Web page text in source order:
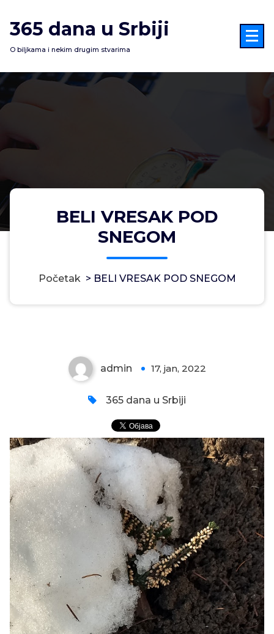
na
sadržaj
365 dana u Srbiji
O biljkama i nekim drugim stvarima
BELI VRESAK POD
SNEGOM
Početak> BELI VRESAK POD SNEGOM
admin 17, jan, 2022
365 dana u Srbiji